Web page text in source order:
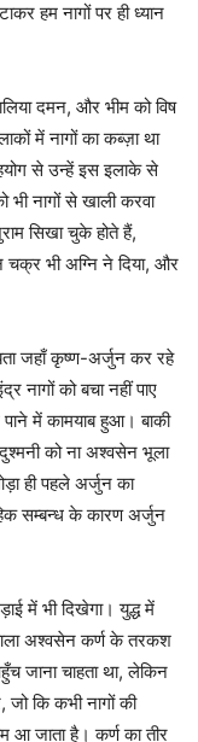
हम नागों पर ही ध्यान
दमन, और भीम को विष
में नागों का कब्ज़ा था
से उन्हें इस इलाके से
नागों से खाली करवा
सिखा चुके होते हैं,
चक्र भी अग्नि ने दिया, और
जहाँ कृष्ण-अर्जुन कर रहे
नागों को बचा नहीं पाए
में कामयाब हुआ। बाकी
को ना अश्वसेन भूला
ही पहले अर्जुन का
सम्बन्ध के कारण अर्जुन
में भी दिखेगा। युद्ध में
अश्वसेन कर्ण के तरकश
जाना चाहता था, लेकिन
कि कभी नागों की
आ जाता है। कर्ण का तीर